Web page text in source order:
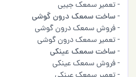
- تعمیر سمعک جیبی
-ساخت سمعک درون گوشی
- فروش سمعک درون گوشی
- تعمیر سمعک درون گوشی
-ساخت سمعک عینکی
- فروش سمعک عینکی